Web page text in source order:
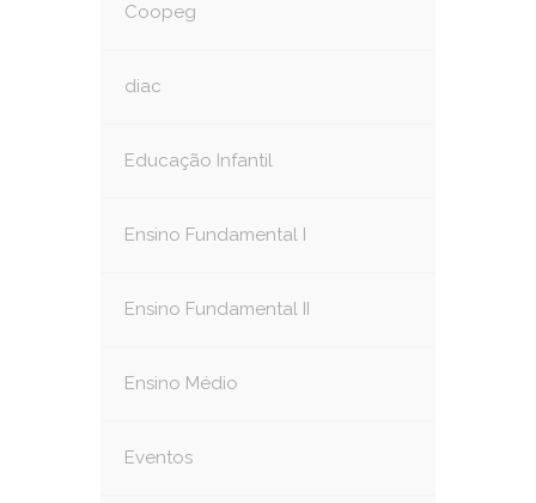
Coopeg
diac
Educação Infantil
Ensino Fundamental I
Ensino Fundamental II
Ensino Médio
Eventos